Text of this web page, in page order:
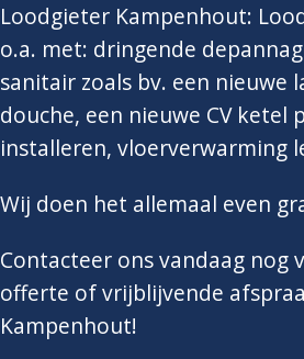
Loodgieter Kampenhout:
o.a. met: dringende
sanitair zoals bv. een nieuwe
douche, een nieuwe CV ketel
installeren, vloerverwarming
Wij doen het allemaal even
Contacteer ons vandaag nog
offerte of vrijblijvende
Kampenhout!